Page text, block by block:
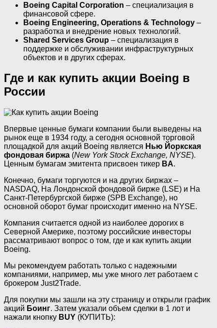
Boeing Capital Corporation – специализация в
финансовой сфере.
Boeing Engineering, Operations & Technology –
разработка и внедрение новых технологий.
Shared Services Group – специализация в
поддержке и обслуживании инфраструктурных
объектов и в других сферах.
Где и как купить акции Boeing в
России
Впервые ценные бумаги компании были выведены на
рынок еще в 1934 году, а сегодня основной торговой
площадкой для акций Boeing является Нью Йоркская
фондовая биржа (New York Stock Exchange, NYSE).
Ценным бумагам эмитента присвоен тикер BA.
Конечно, бумаги торгуются и на других биржах –
NASDAQ, На Лондонской фондовой бирже (LSE) и На
Санкт-Петербургской бирже (SPB Exchange), но
основной оборот бумаг происходит именно на NYSE.
Компания считается одной из наиболее дорогих в
Северной Америке, поэтому российские инвесторы
рассматривают вопрос о том, где и как купить акции
Boeing.
Мы рекомендуем работать только с надежными
компаниями, например, мы уже много лет работаем с
брокером Just2Trade.
Для покупки мы зашли на эту страницу и открыли график
акций Боинг. Затем указали объем сделки в 1 лот и
нажали кнопку BUY (КУПИТЬ):